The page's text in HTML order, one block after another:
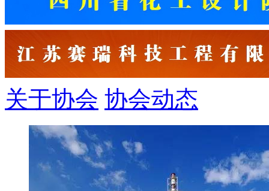
关于协会 协会动态